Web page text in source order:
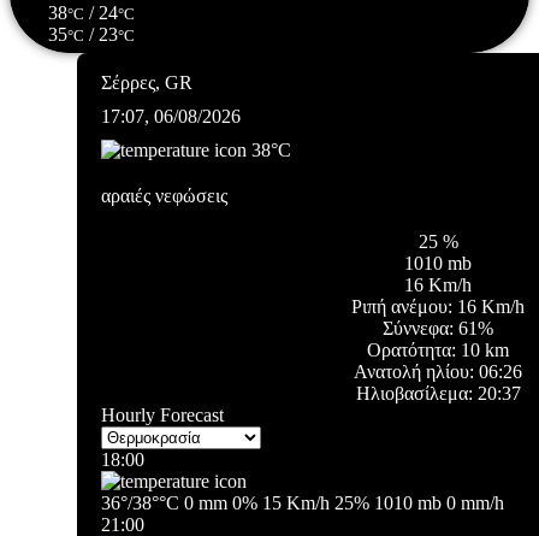
38°C / 24°C
35°C / 23°C
Σέρρες, GR
17:07, 06/08/2026
38°C
αραιές νεφώσεις
25 %
1010 mb
16 Km/h
Ριπή ανέμου: 16 Km/h
Σύννεφα: 61%
Ορατότητα: 10 km
Ανατολή ηλίου: 06:26
Ηλιοβασίλεμα: 20:37
Hourly Forecast
18:00
36°/38°°C 0 mm 0% 15 Km/h 25% 1010 mb 0 mm/h
21:00